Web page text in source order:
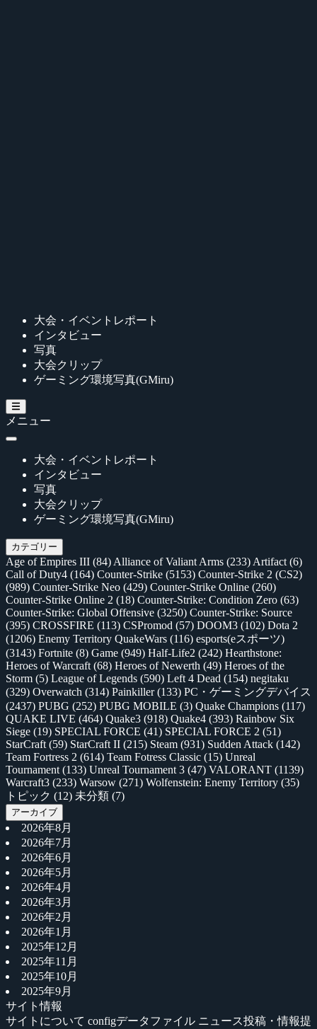
大会・イベントレポート
インタビュー
写真
大会クリップ
ゲーミング環境写真(GMiru)
メニュー
大会・イベントレポート
インタビュー
写真
大会クリップ
ゲーミング環境写真(GMiru)
カテゴリー
Age of Empires III (84) Alliance of Valiant Arms (233) Artifact (6)
Call of Duty4 (164) Counter-Strike (5153) Counter-Strike 2 (CS2)
(989) Counter-Strike Neo (429) Counter-Strike Online (260)
Counter-Strike Online 2 (18) Counter-Strike: Condition Zero (63)
Counter-Strike: Global Offensive (3250) Counter-Strike: Source
(395) CROSSFIRE (113) CSPromod (57) DOOM3 (102) Dota 2
(1206) Enemy Territory QuakeWars (116) esports(eスポーツ)
(3143) Fortnite (8) Game (949) Half-Life2 (242) Hearthstone:
Heroes of Warcraft (68) Heroes of Newerth (49) Heroes of the
Storm (5) League of Legends (590) Left 4 Dead (154) negitaku
(329) Overwatch (314) Painkiller(133) PC・ゲーミングデバイス
(2437) PUBG (252) PUBG MOBILE (3) Quake Champions (117)
QUAKE LIVE (464) Quake3 (918) Quake4 (393) Rainbow Six
Siege (19) SPECIAL FORCE (41) SPECIAL FORCE 2 (51)
StarCraft (59) StarCraft II (215) Steam (931) Sudden Attack (142)
Team Fortress 2 (614) Team Fotress Classic (15) Unreal
Tournament (133) Unreal Tournament 3 (47) VALORANT (1139)
Warcraft3 (233) Warsow (271) Wolfenstein: Enemy Territory (35)
トピック (12) 未分類 (7)
アーカイブ
2026年8月
2026年7月
2026年6月
2026年5月
2026年4月
2026年3月
2026年2月
2026年1月
2025年12月
2025年11月
2025年10月
2025年9月
サイト情報
サイトについて configデータファイル ニュース投稿・情報提